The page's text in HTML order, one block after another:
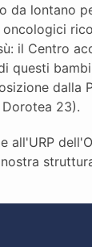
da lontano
il Centro
questi
dalla
23).
all'URP